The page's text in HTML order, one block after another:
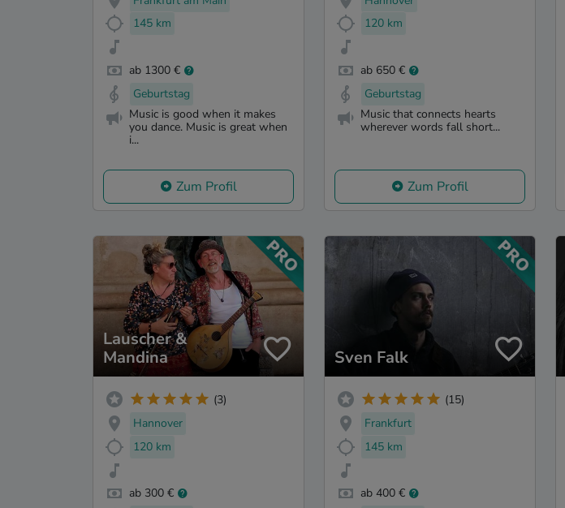
145 km
ab 1300 €
Geburtstag
Music is good when it makes
you dance. Music is great when
i...
Zum Profil
120 km
ab 650 €
Geburtstag
Music that connects hearts
wherever words fall short...
Zum Profil
Lauscher &
Mandina
(3)
Hannover
120 km
ab 300 €
Sven Falk
(15)
Frankfurt
145 km
ab 400 €